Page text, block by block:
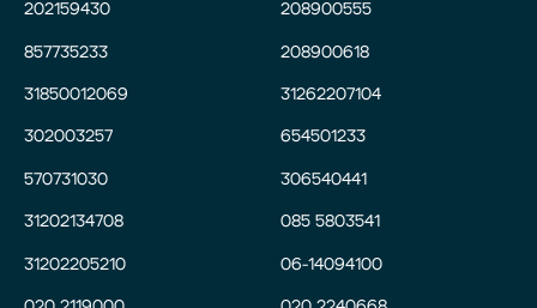
202159430
857735233
31850012069
302003257
570731030
31202134708
31202205210
208900555
208900618
31262207104
654501233
306540441
085 5803541
06-14094100